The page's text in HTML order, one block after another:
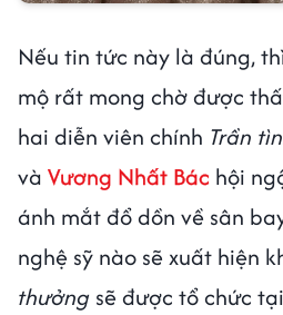
Nếu tin tức này là đúng,
mộ rất mong chờ được
hai diễn viên chính Trần
và Vương Nhất Bác hội
ánh mắt đổ dồn về sân
nghệ sỹ nào sẽ xuất hiện
thưởng sẽ được tổ chức